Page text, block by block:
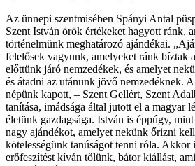
Az ünnepi szentmisében Spányi Antal
Szent István örök értékeket hagyott ránk,
történelmünk meghatározó ajándékai.
felelősek vagyunk, amelyeket ránk bíztak
előttünk járó nemzedékek, és amelyet
és átadni az utánunk jövő nemzedéknek.
népünk kapott, – Szent Gellért, Szent
tanítása, imádsága által jutott el a magyar
életünk gazdagsága. István is éppúgy,
nagy ajándékot, amelyet nekünk őrizni
kötelességünk tanúságot tenni róla. Akkor
erőfeszítést kíván tőlünk, bátor kiállást,